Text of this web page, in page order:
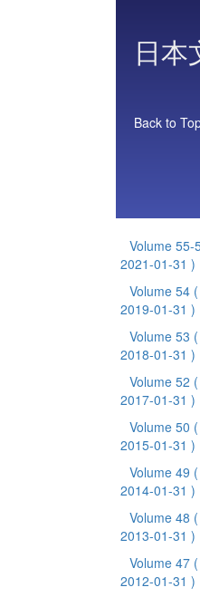
日本
Back to
Volume 55-
2021-01-31 )
Volume 54 (
2019-01-31 )
Volume 53 (
2018-01-31 )
Volume 52 (
2017-01-31 )
Volume 50 (
2015-01-31 )
Volume 49 (
2014-01-31 )
Volume 48 (
2013-01-31 )
Volume 47 (
2012-01-31 )